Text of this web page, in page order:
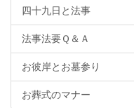
四十九日と法事
法事法要Ｑ＆Ａ
お彼岸とお墓参り
お葬式のマナー